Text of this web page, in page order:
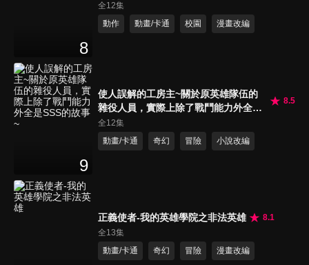
8
全12集
動作
動畫/卡通 校園 漫畫改編
9
使人誤解的工房主~關於原英雄隊伍的
雜役人員，實際上除了戰鬥能力外全是
SSS的故事~
8.5
全12集
動畫/卡通
奇幻 冒險 小說改編
正義使者-我的英雄學院之非法英雄
8.1
全13集
動畫/卡通
奇幻 冒險 漫畫改編